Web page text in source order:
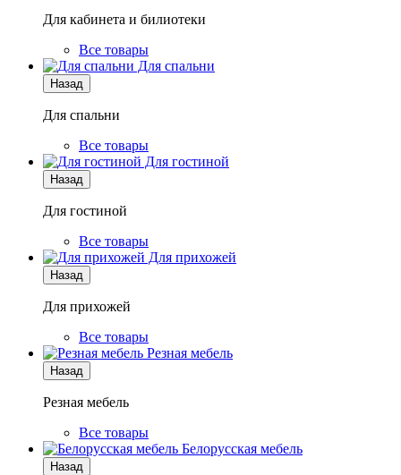
Для кабинета и билиотеки
Все товары
Для спальни
Назад
Для спальни
Все товары
Для гостиной
Назад
Для гостиной
Все товары
Для прихожей
Назад
Для прихожей
Все товары
Резная мебель
Назад
Резная мебель
Все товары
Белорусская мебель
Назад